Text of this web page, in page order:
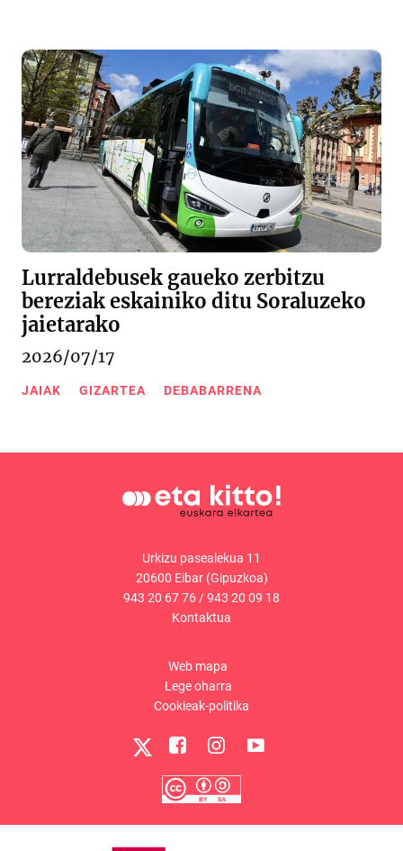
Lurraldebusek gaueko zerbitzu
bereziak eskainiko ditu Soraluzeko
jaietarako
2026/07/17
JAIAK GIZARTEA DEBABARRENA
Urkizu pasealekua 11
20600 Eibar (Gipuzkoa)
943 20 67 76/943 20 09 18
Kontaktua
Web mapa
Lege oharra
Cookieak-politika